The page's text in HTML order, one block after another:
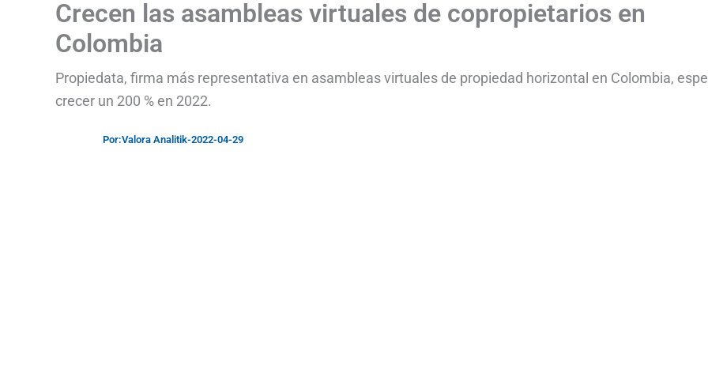
Crecen las asambleas virtuales de copropietarios en
Colombia
Propiedata, firma más representativa en asambleas virtuales de propiedad horizontal en Colombia,
crecer un 200 % en 2022.
Por:Valora Analitik-2022-04-29